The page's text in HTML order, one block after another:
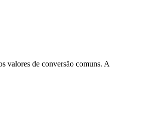
valores de conversão comuns. A